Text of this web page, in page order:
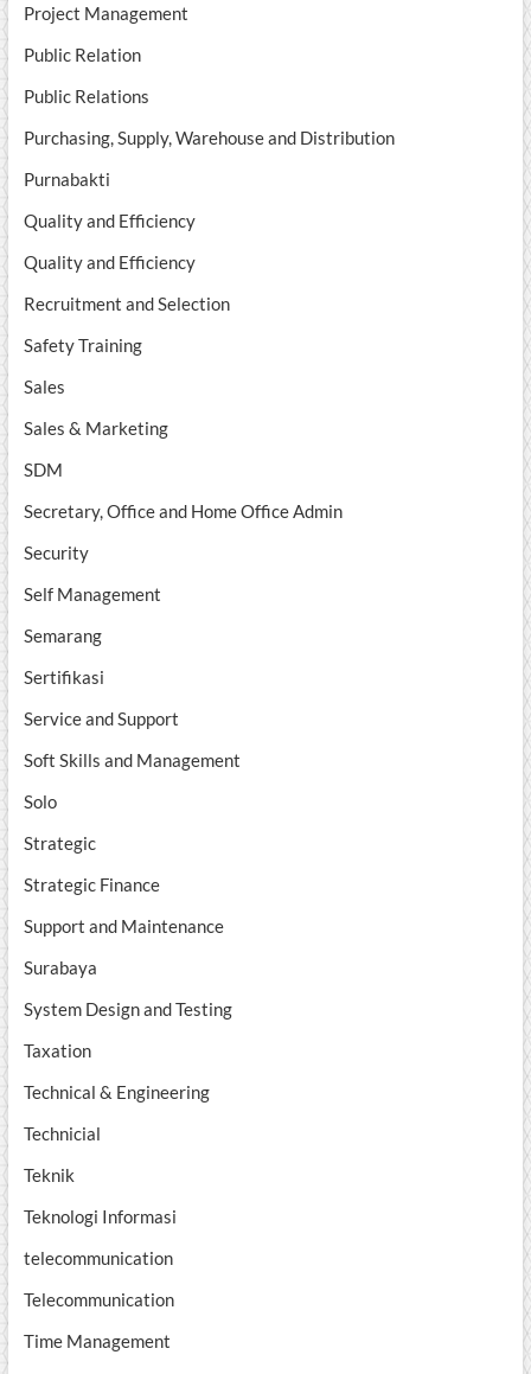
Project Management
Public Relation
Public Relations
Purchasing, Supply, Warehouse and Distribution
Purnabakti
Quality and Efficiency
Quality and Efficiency
Recruitment and Selection
Safety Training
Sales
Sales & Marketing
SDM
Secretary, Office and Home Office Admin
Security
Self Management
Semarang
Sertifikasi
Service and Support
Soft Skills and Management
Solo
Strategic
Strategic Finance
Support and Maintenance
Surabaya
System Design and Testing
Taxation
Technical & Engineering
Technicial
Teknik
Teknologi Informasi
telecommunication
Telecommunication
Time Management